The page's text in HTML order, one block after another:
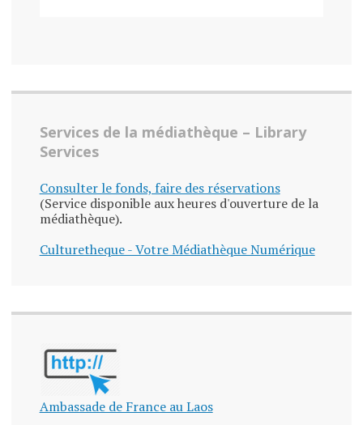
Services de la médiathèque – Library
Services
Consulter le fonds, faire des réservations
(Service disponible aux heures d'ouverture de la
médiathèque).
Culturetheque - Votre Médiathèque Numérique
Ambassade de France au Laos